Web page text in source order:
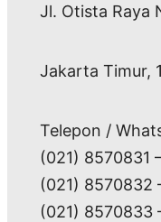
Jl. Otista Raya
Jakarta Timur,
Telepon /
(021) 8570831
(021) 8570832
(021) 8570833